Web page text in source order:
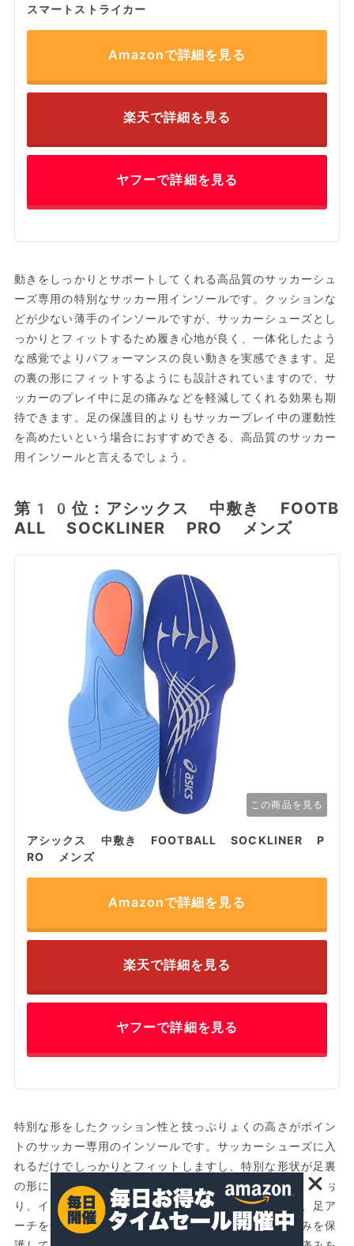
スマートストライカー
Amazonで詳細を見る
楽天で詳細を見る
ヤフーで詳細を見る
動きをしっかりとサポートしてくれる高品質のサッカーシュ
ーズ専用の特別なサッカー用インソールです。クッションな
どが少ない薄手のインソールですが、サッカーシューズとし
っかりとフィットするため履き心地が良く、一体化したよう
な感覚でよりパフォーマンスの良い動きを実感できます。足
の裏の形にフィットするようにも設計されていますので、サ
ッカーのプレイ中に足の痛みなどを軽減してくれる効果も期
待できます。足の保護目的よりもサッカープレイ中の運動性
を高めたいという場合におすすめできる、高品質のサッカー
用インソールと言えるでしょう。
第10位：アシックス 中敷き FOOTB
ALL SOCKLINER PRO メンズ
この商品を見る
アシックス 中敷き FOOTBALL SOCKLINER P
RO メンズ
Amazonで詳細を見る
楽天で詳細を見る
ヤフーで詳細を見る
特別な形をしたクッション性と技っぷりょくの高さがポイン
トのサッカー専用のインソールです。サッカーシューズに入
れるだけでしっかりとフィットしますし、特別な形状が足裏
の形にもピッタリと合います。クッション性も高くなってお
り、インソール裏に付けられたクッションも相まって、足ア
ーチを保持しながらサッカープレイ中の足の衝撃や痛みを保